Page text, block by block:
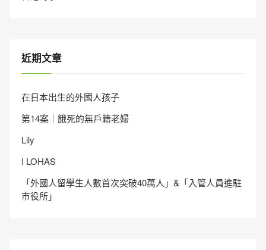
近期文章
在日本出生的外國人孩子
第14案｜餓死的無戶籍老婦
Lily
I LOHAS
「外國人留學生人數首次突破40萬人」&「入管人員進駐
市役所」